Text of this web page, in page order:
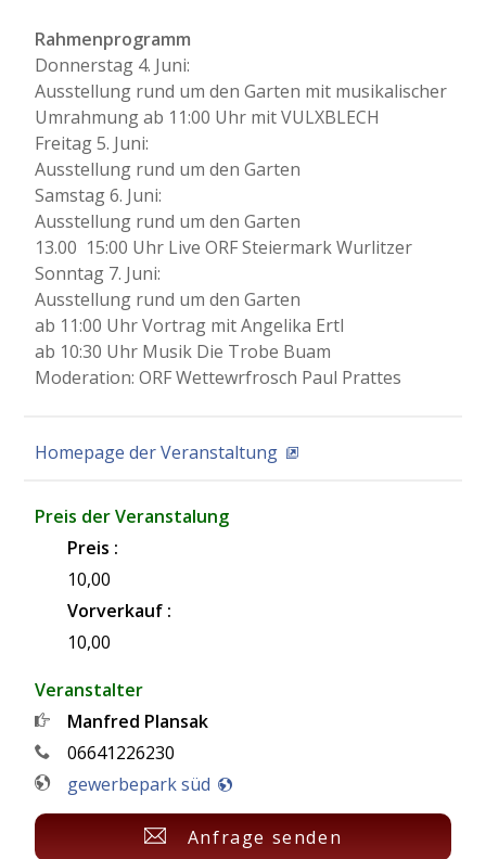
Rahmenprogramm
Donnerstag 4. Juni:
Ausstellung rund um den Garten mit musikalischer
Umrahmung ab 11:00 Uhr mit VULXBLECH
Freitag 5. Juni:
Ausstellung rund um den Garten
Samstag 6. Juni:
Ausstellung rund um den Garten
13.00  15:00 Uhr Live ORF Steiermark Wurlitzer
Sonntag 7. Juni:
Ausstellung rund um den Garten
ab 11:00 Uhr Vortrag mit Angelika Ertl
ab 10:30 Uhr Musik Die Trobe Buam
Moderation: ORF Wettewrfrosch Paul Prattes
Homepage der Veranstaltung
Preis der Veranstalung
Preis :
10,00
Vorverkauf :
10,00
Veranstalter
Manfred Plansak
06641226230
gewerbepark süd
Anfrage senden